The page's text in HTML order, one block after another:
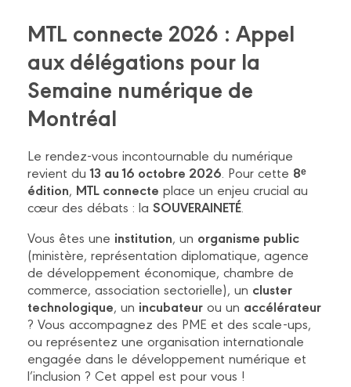
MTL connecte 2026 : Appel
aux délégations pour la
Semaine numérique de
Montréal
Le rendez-vous incontournable du numérique
revient du13 au 16 octobre 2026 . Pour cette 8ᵉ
édition, MTL connecte place un enjeu crucial au
cœur des débats : la SOUVERAINETÉ
Vous êtes une institution, un organisme public
(ministère, représentation diplomatique, agence
de développement économique, chambre de
commerce, association sectorielle), un cluster
technologique, un incubateur ou un accélérateur
? Vous accompagnez des PME et des scale-ups,
ou représentez une organisation internationale
engagée dans le développement numérique et
l’inclusion ? Cet appel est pour vous !